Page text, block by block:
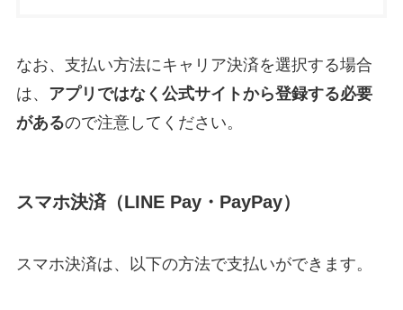
なお、支払い方法にキャリア決済を選択する場合
は、 アプリではなく公式サイトから登録する必要
があるので注意してください。
スマホ決済（LINE Pay・PayPay）
スマホ決済は、以下の方法で支払いができます。